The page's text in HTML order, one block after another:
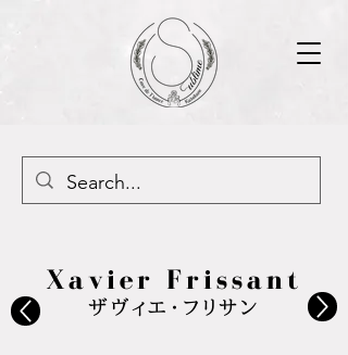
Xavier Frissant
ザヴィエ・フリサン